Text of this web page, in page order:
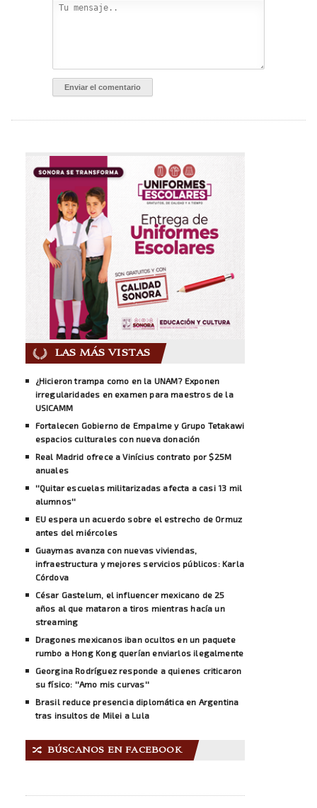
LAS MÁS VISTAS
¿Hicieron trampa como en la UNAM? Exponen
irregularidades en examen para maestros de la
USICAMM
Fortalecen Gobierno de Empalme y Grupo Tetakawi
espacios culturales con nueva donación
Real Madrid ofrece a Vinícius contrato por $25M
anuales
''Quitar escuelas militarizadas afecta a casi 13 mil
alumnos''
EU espera un acuerdo sobre el estrecho de Ormuz
antes del miércoles
Guaymas avanza con nuevas viviendas,
infraestructura y mejores servicios públicos: Karla
Córdova
César Gastelum, el influencer mexicano de 25
años al que mataron a tiros mientras hacía un
streaming
Dragones mexicanos iban ocultos en un paquete
rumbo a Hong Kong querían enviarlos ilegalmente
Georgina Rodríguez responde a quienes criticaron
su físico: ''Amo mis curvas''
Brasil reduce presencia diplomática en Argentina
tras insultos de Milei a Lula
🔀 BÚSCANOS EN FACEBOOK